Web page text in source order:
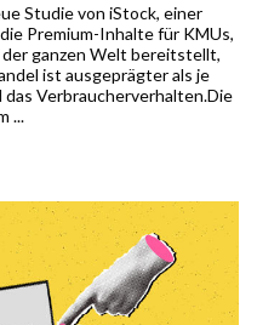
Studie von iStock, einer
Premium-Inhalte für KMUs,
ganzen Welt bereitstellt,
ist ausgeprägter als je
Verbraucherverhalten.Die
...